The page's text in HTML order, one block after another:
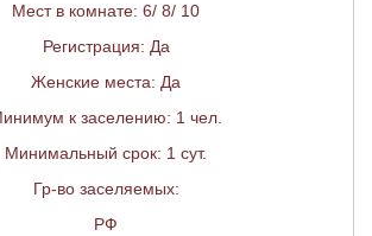
Мест в комнате: 6/ 8/ 10
Регистрация: Да
Женские места: Да
к заселению: 1 чел.
Минимальный срок: 1 сут.
Гр-во заселяемых:
РФ